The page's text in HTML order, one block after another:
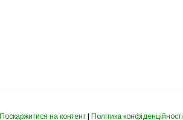
Поскаржитися на контент Політика конфіденційності